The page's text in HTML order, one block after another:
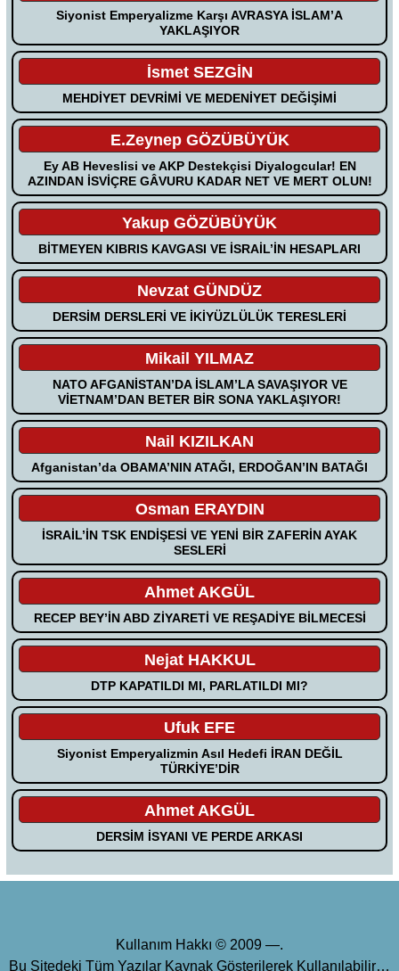
Siyonist Emperyalizme Karşı AVRASYA İSLAM’A
YAKLAŞIYOR
İsmet SEZGİN
MEHDİYET DEVRİMİ VE MEDENİYET DEĞİŞİMİ
E.Zeynep GÖZÜBÜYÜK
Ey AB Heveslisi ve AKP Destekçisi Diyalogcular! EN
AZINDAN İSVİÇRE GÂVURU KADAR NET VE MERT OLUN!
Yakup GÖZÜBÜYÜK
BİTMEYEN KIBRIS KAVGASI VE İSRAİL’İN HESAPLARI
Nevzat GÜNDÜZ
DERSİM DERSLERİ VE İKİYÜZLÜLÜK TERESLERİ
Mikail YILMAZ
NATO AFGANİSTAN’DA İSLAM’LA SAVAŞIYOR VE
VİETNAM’DAN BETER BİR SONA YAKLAŞIYOR!
Nail KIZILKAN
Afganistan’da OBAMA’NIN ATAĞI, ERDOĞAN’IN BATAĞI
Osman ERAYDIN
İSRAİL’İN TSK ENDİŞESİ VE YENİ BİR ZAFERİN AYAK
SESLERİ
Ahmet AKGÜL
RECEP BEY’İN ABD ZİYARETİ VE REŞADİYE BİLMECESİ
Nejat HAKKUL
DTP KAPATILDI MI, PARLATILDI MI?
Ufuk EFE
Siyonist Emperyalizmin Asıl Hedefi İRAN DEĞİL
TÜRKİYE’DİR
Ahmet AKGÜL
DERSİM İSYANI VE PERDE ARKASI
Kullanım Hakkı © 2009 —.
Bu Sitedeki Tüm Yazılar Kaynak Gösterilerek Kullanılabilir…